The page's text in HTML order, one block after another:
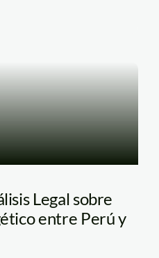
Legal sobre
entre Perú y